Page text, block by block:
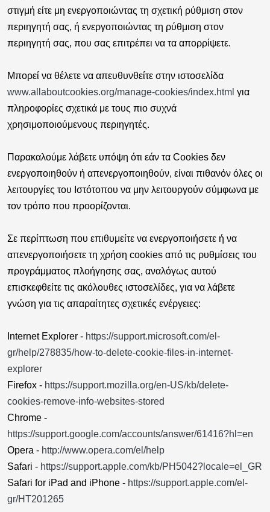
στιγμή είτε μη ενεργοποιώντας τη σχετική ρύθμιση στον
περιηγητή σας, ή ενεργοποιώντας τη ρύθμιση στον
περιηγητή σας, που σας επιτρέπει να τα απορρίψετε.
Μπορεί να θέλετε να απευθυνθείτε στην ιστοσελίδα
www.allaboutcookies.org/manage-cookies/index.html για
πληροφορίες σχετικά με τους πιο συχνά
χρησιμοποιούμενους περιηγητές.
Παρακαλούμε λάβετε υπόψη ότι εάν τα Cookies δεν
ενεργοποιηθούν ή απενεργοποιηθούν, είναι πιθανόν όλες οι
λειτουργίες του Ιστότοπου να μην λειτουργούν σύμφωνα με
τον τρόπο που προορίζονται.
Σε περίπτωση που επιθυμείτε να ενεργοποιήσετε ή να
απενεργοποιήσετε τη χρήση cookies από τις ρυθμίσεις του
προγράμματος πλοήγησης σας, αναλόγως αυτού
επισκεφθείτε τις ακόλουθες ιστοσελίδες, για να λάβετε
γνώση για τις απαραίτητες σχετικές ενέργειες:
Internet Explorer - https://support.microsoft.com/el-
gr/help/278835/how-to-delete-cookie-files-in-internet-
explorer
Firefox - https://support.mozilla.org/en-US/kb/delete-
cookies-remove-info-websites-stored
Chrome -
https://support.google.com/accounts/answer/61416?hl=en
Opera - http://www.opera.com/el/help
Safari - https://support.apple.com/kb/PH5042?locale=el_GR
Safari for iPad and iPhone - https://support.apple.com/el-
gr/HT201265